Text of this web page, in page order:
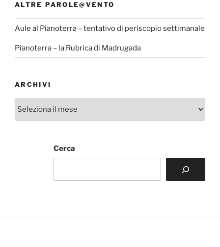
ALTRE PAROLE@VENTO
Aule al Pianoterra – tentativo di periscopio settimanale
Pianoterra – la Rubrica di Madrugada
ARCHIVI
Archivi
Cerca